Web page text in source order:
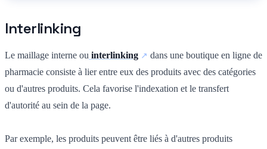
Interlinking
Le maillage interne ou interlinking
dans une boutique en ligne de
pharmacie consiste à lier entre eux des produits avec des catégories
ou d'autres produits. Cela favorise l'indexation et le transfert
d'autorité au sein de la page.
Par exemple, les produits peuvent être liés à d'autres produits